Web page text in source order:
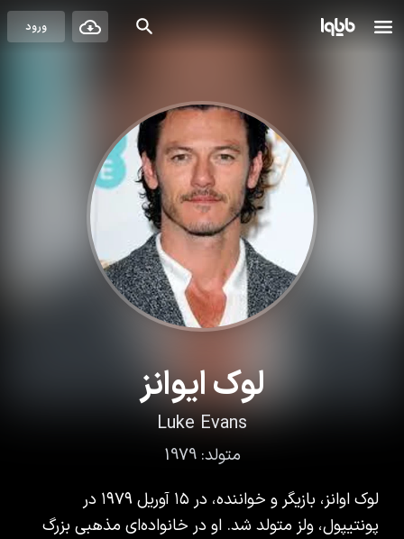
ورود
لوک ایوانز
Luke Evans
متولد:1979
لوک اوانز، بازیگر و خواننده، در ۱۵ آوریل ۱۹۷۹ در
پونتیپول، ولز متولد شد. او در خانواده‌ای مذهبی بزرگ